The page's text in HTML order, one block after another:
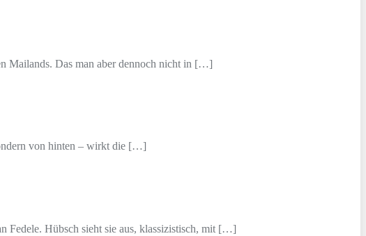
Mailands. Das man aber dennoch nicht in […]
von hinten – wirkt die […]
Fedele. Hübsch sieht sie aus, klassizistisch, mit […]